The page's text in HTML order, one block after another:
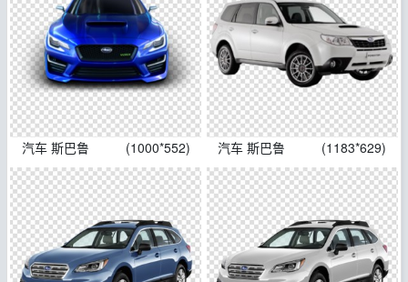
汽车 斯巴鲁 (1000*552) 汽车 斯巴鲁 (1183*629)